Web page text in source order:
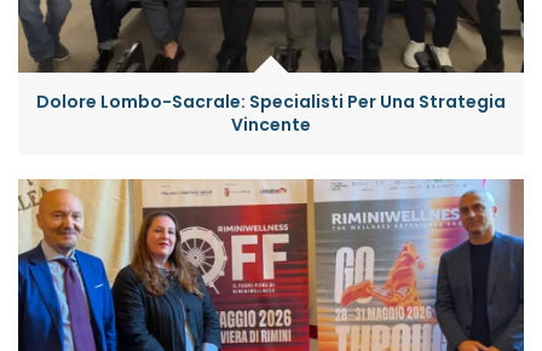
Dolore Lombo-Sacrale: Specialisti Per Una Strategia
Vincente